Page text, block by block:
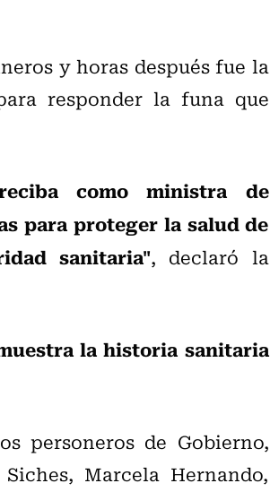
y horas después fue la
responder la funa que
como ministra de
para proteger la salud de
sanitaria", declaró la
la historia sanitaria
personeros de Gobierno,
Marcela Hernando,